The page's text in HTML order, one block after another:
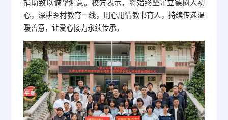
捐助致以诚挚谢意。校方表示，将始终坚守立德树人初
心，深耕乡村教育一线，用心用情教书育人，持续传递温
暖善意，让爱心接力永续传承。